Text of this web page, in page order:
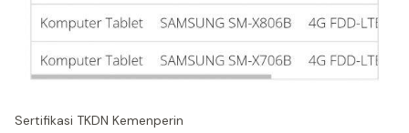
Sertifikasi TKDN Kemenperin